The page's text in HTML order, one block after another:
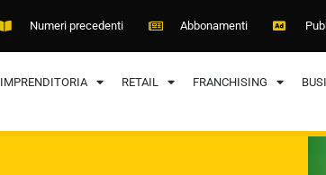
Numeri precedenti Abbonamenti
IMPRENDITORIA RETAIL FRANCHISING